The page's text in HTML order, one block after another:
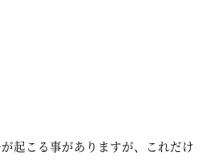
起こる事がありますが、これだけ